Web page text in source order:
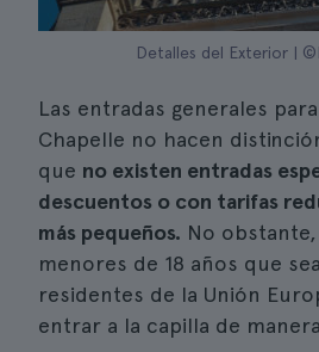
Detalles del Exterior |
Las entradas generales
Chapelle no hacen
que no existen entradas
descuentos o con tarifas
más pequeños. No
menores de 18 años que
residentes de la Unión
entrar a la capilla de